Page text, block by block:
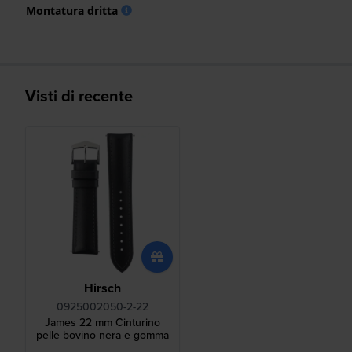
Montatura dritta
Visti di recente
Hirsch
0925002050-2-22
James 22 mm Cinturino
pelle bovino nera e gomma